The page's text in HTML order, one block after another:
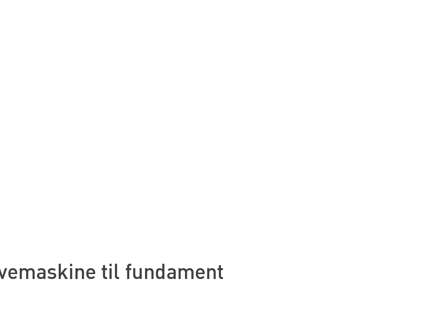
til fundament